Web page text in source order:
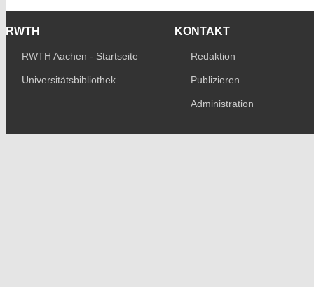
RWTH
RWTH Aachen - Startseite
Universitätsbibliothek
KONTAKT
Redaktion
Publizieren
Administration